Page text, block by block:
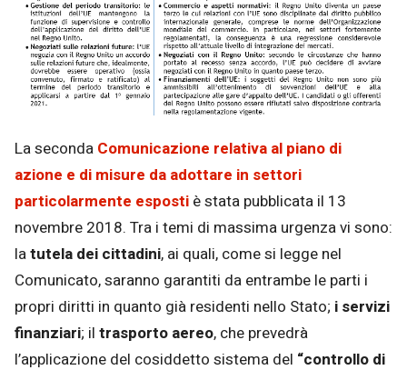
La seconda Comunicazione relativa al piano di
azione e di misure da adottare in settori
particolarmente esposti è stata pubblicata il 13
novembre 2018. Tra i temi di massima urgenza vi sono:
latutela dei cittadini, ai quali, come si legge nel
Comunicato, saranno garantiti da entrambe le parti i
propri diritti in quanto già residenti nello Stato; i servizi
finanziari; il trasporto aereo, che prevedrà
l’applicazione del cosiddetto sistema del “controllo di